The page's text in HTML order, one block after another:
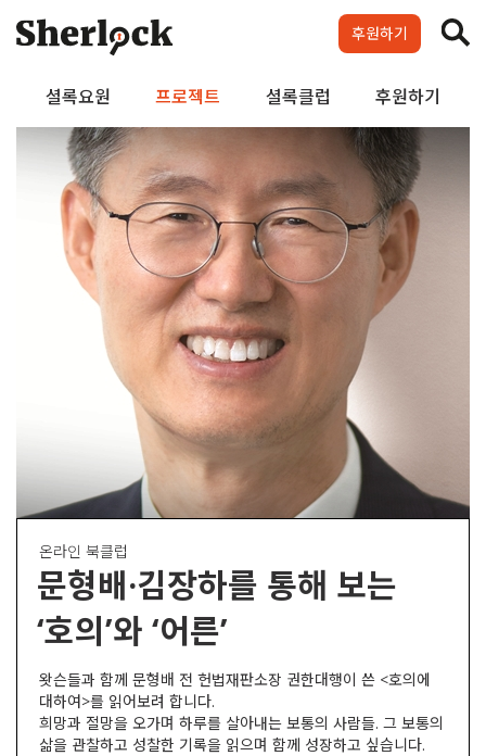
content
셜록요원 프로젝트 셜록클럽 후원하기
후원하기
온라인 북클럽
문형배·김장하를 통해 보는
‘호의’와 ‘어른’
왓슨들과 함께 문형배 전 헌법재판소장 권한대행이 쓴 <호의에
대하여>를 읽어보려 합니다.
희망과 절망을 오가며 하루를 살아내는 보통의 사람들. 그 보통의
삶을 관찰하고 성찰한 기록을 읽으며 함께 성장하고 싶습니다.